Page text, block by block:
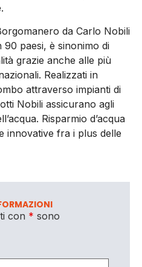
da Carlo Nobili
90 paesi, è sinonimo di
grazie anche alle più
Realizzati in
attraverso impianti di
Nobili assicurano agli
Risparmio d’acqua
innovative fra i plus delle
con * sono